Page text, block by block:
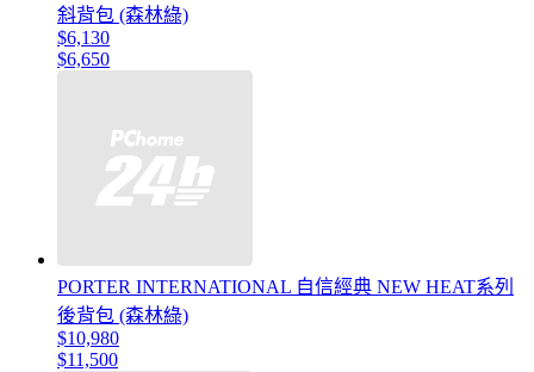
斜背包 (森林綠)
$6,130
$6,650
PORTER INTERNATIONAL 自信經典 NEW HEAT系列
後背包 (森林綠)
$10,980
$11,500